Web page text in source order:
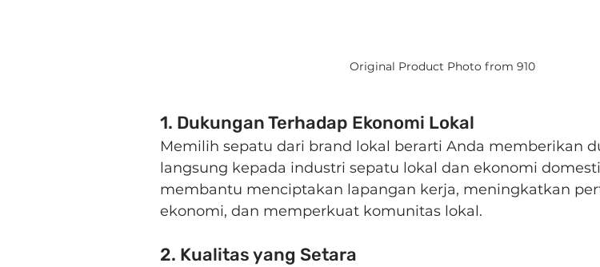
Original Product Photo from 910
1. Dukungan Terhadap Ekonomi Lokal
Memilih sepatu dari brand lokal berarti Anda memberikan
langsung kepada industri sepatu lokal dan ekonomi
membantu menciptakan lapangan kerja, meningkatkan
ekonomi, dan memperkuat komunitas lokal.
2. Kualitas yang Setara